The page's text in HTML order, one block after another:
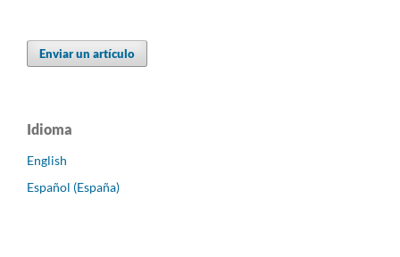
Enviar un artículo
Idioma
English
Español (España)